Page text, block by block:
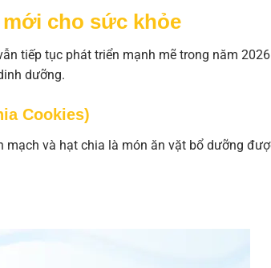
mới cho sức khỏe
tiếp tục phát triển mạnh mẽ trong năm
dưỡng.
Cookies)
mạch và hạt chia là món ăn vặt bổ dưỡng